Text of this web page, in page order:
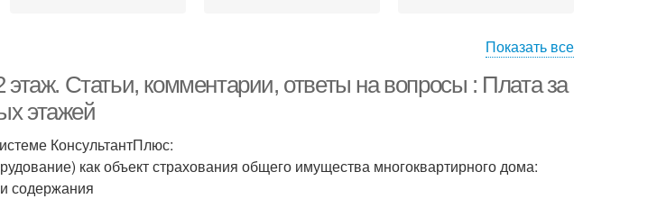
Показать все
Статьи, комментарии, ответы на вопросы : Плата за
этажей
КонсультантПлюс:
как объект страхования общего имущества многоквартирного дома:
содержания